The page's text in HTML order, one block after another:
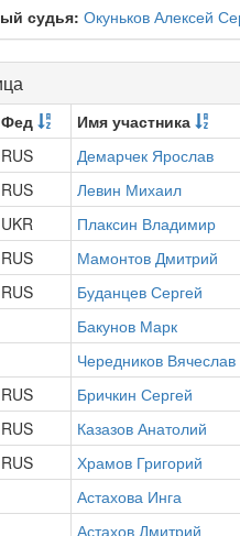
судья: Окуньков Алексей
Фед Имя участника
RUS Демарчек Ярослав
RUS Левин Михаил
UKR Плаксин Владимир
RUS Мамонтов Дмитрий
RUS Буданцев Сергей
Бакунов Марк
Чередников Вячеслав
RUS Бричкин Сергей
RUS Казазов Анатолий
RUS Храмов Григорий
Астахова Инга
Астахов Дмитрий